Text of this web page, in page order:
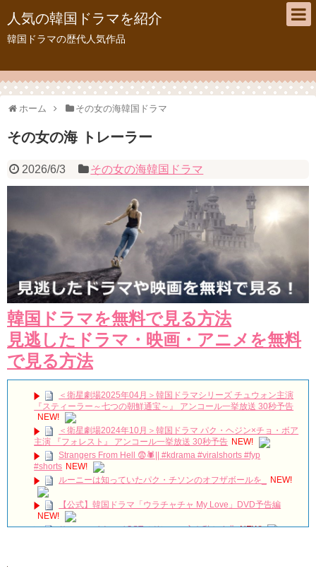
人気の韓国ドラマを紹介
韓国ドラマの歴代人気作品
ホーム その女の海韓国ドラマ
その女の海 トレーラー
2026/6/3 その女の海韓国ドラマ
韓国ドラマを無料で見る方法
見逃したドラマ・映画・アニメを無料
で見る方法
＜衛星劇場2025年04月＞韓国ドラマシリーズ チュウォン主演
『スティーラー～七つの朝鮮通宝～』 アンコール一挙放送 30秒予告
NEW!
＜衛星劇場2024年10月＞韓国ドラマ パク・ヘジン×チョ・ボア
主演 『フォレスト』 アンコール一挙放送 30秒予告 NEW!
Strangers From Hell 😨🕷️|| #kdrama #viralshorts #fyp
#shorts NEW!
ルーニーは知っていたパク・チソンのオフザボールを_
NEW!
【公式】韓国ドラマ「ウラチャチャ My Love」DVD予告編
NEW!
サム、マイウェイOSTメドレー 心を動かす曲 NEW!